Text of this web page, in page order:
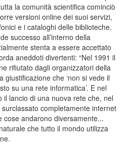
la comunità scientifica cominciò
versioni online dei suoi servizi,
e i cataloghi delle biblioteche.
successo all’interno della
stenta a essere accettato
aneddoti divertenti: “Nel 1991 il
rifiutato dagli organizzatori della
giustificazione che ‘non si vede il
su una rete informatica’. E nel
il lancio di una nuova rete che, nel
completamente internet
cose andarono diversamente...
che tutto il mondo utilizza